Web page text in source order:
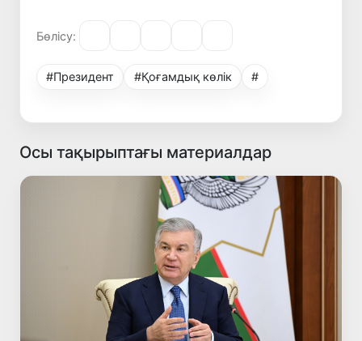
Бөлісу:
#Президент #Қоғамдық көлік #
Осы тақырыптағы материалдар